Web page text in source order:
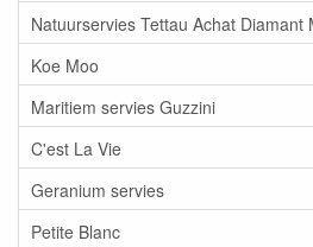
Natuurservies Tettau Achat Diamant
Koe Moo
Maritiem servies Guzzini
C'est La Vie
Geranium servies
Petite Blanc